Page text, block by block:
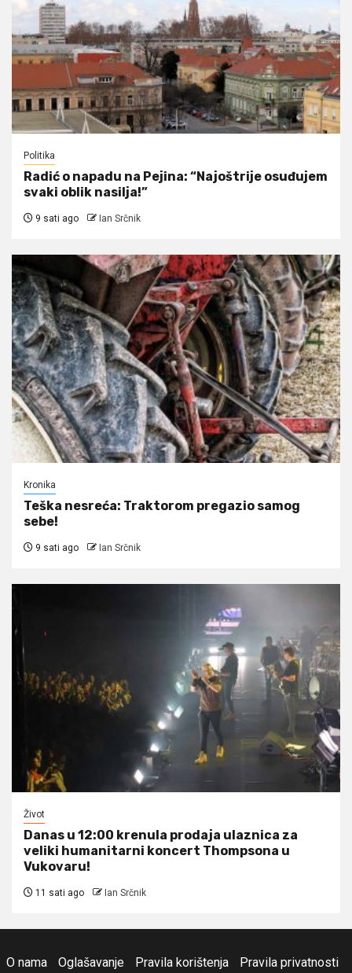
Politika
Radić o napadu na Pejina: “Najoštrije osuđujem
svaki oblik nasilja!”
9 sati ago Ian Srčnik
Kronika
Teška nesreća: Traktorom pregazio samog
sebe!
9 sati ago Ian Srčnik
Život
Danas u 12:00 krenula prodaja ulaznica za
veliki humanitarni koncert Thompsona u
Vukovaru!
11 sati ago Ian Srčnik
O nama Oglašavanje Pravila korištenja Pravila privatnosti